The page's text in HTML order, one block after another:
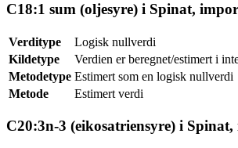
C18:1 sum (oljesyre) i Spinat,
Verditype
Logisk nullverdi
Kildetype
Verdien er beregnet/estimert i
Metodetype Estimert som en logisk nullverdi
Metode
Estimert verdi
C20:3n-3 (eikosatriensyre) i